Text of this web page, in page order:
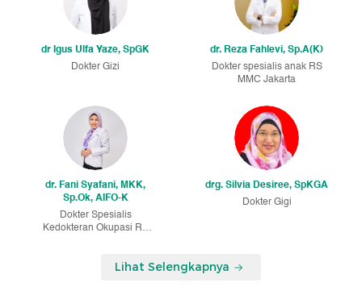
dr Igus Ulfa Yaze, SpGK
Dokter Gizi
dr. Reza Fahlevi, Sp.A(K)
Dokter spesialis anak RS
MMC Jakarta
dr. Fani Syafani, MKK,
Sp.Ok, AIFO-K
Dokter Spesialis
Kedokteran Okupasi RS
drg. Silvia Desiree, SpKGA
Dokter Gigi
Lihat Selengkapnya